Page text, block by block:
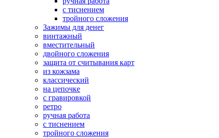
с тиснением
тройного сложения
Зажимы для денег
винтажный
вместительный
двойного сложения
защита от считывания карт
из кожзама
классический
на цепочке
с гравировкой
ретро
ручная работа
с тиснением
тройного сложения